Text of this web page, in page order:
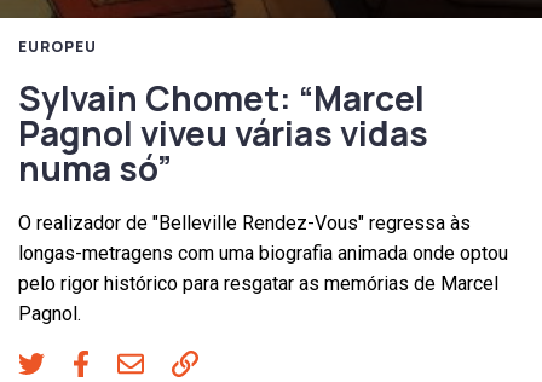
EUROPEU
Sylvain Chomet: “Marcel
Pagnol viveu várias vidas
numa só”
O realizador de "Belleville Rendez-Vous" regressa às
longas-metragens com uma biografia animada onde optou
pelo rigor histórico para resgatar as memórias de Marcel
Pagnol.